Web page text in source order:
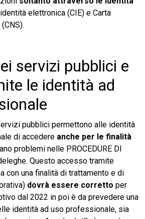
elettronica (CIE) e Carta
servizi pubblici e
le identità ad
pubblici permettono alle identità
di accedere anche per le finalità
problemi nelle PROCEDURE DI
Questo accesso tramite
con una finalità di trattamento e di
dovrà essere corretto per
dal 2022 in poi è da prevedere una
identità ad uso professionale, sia